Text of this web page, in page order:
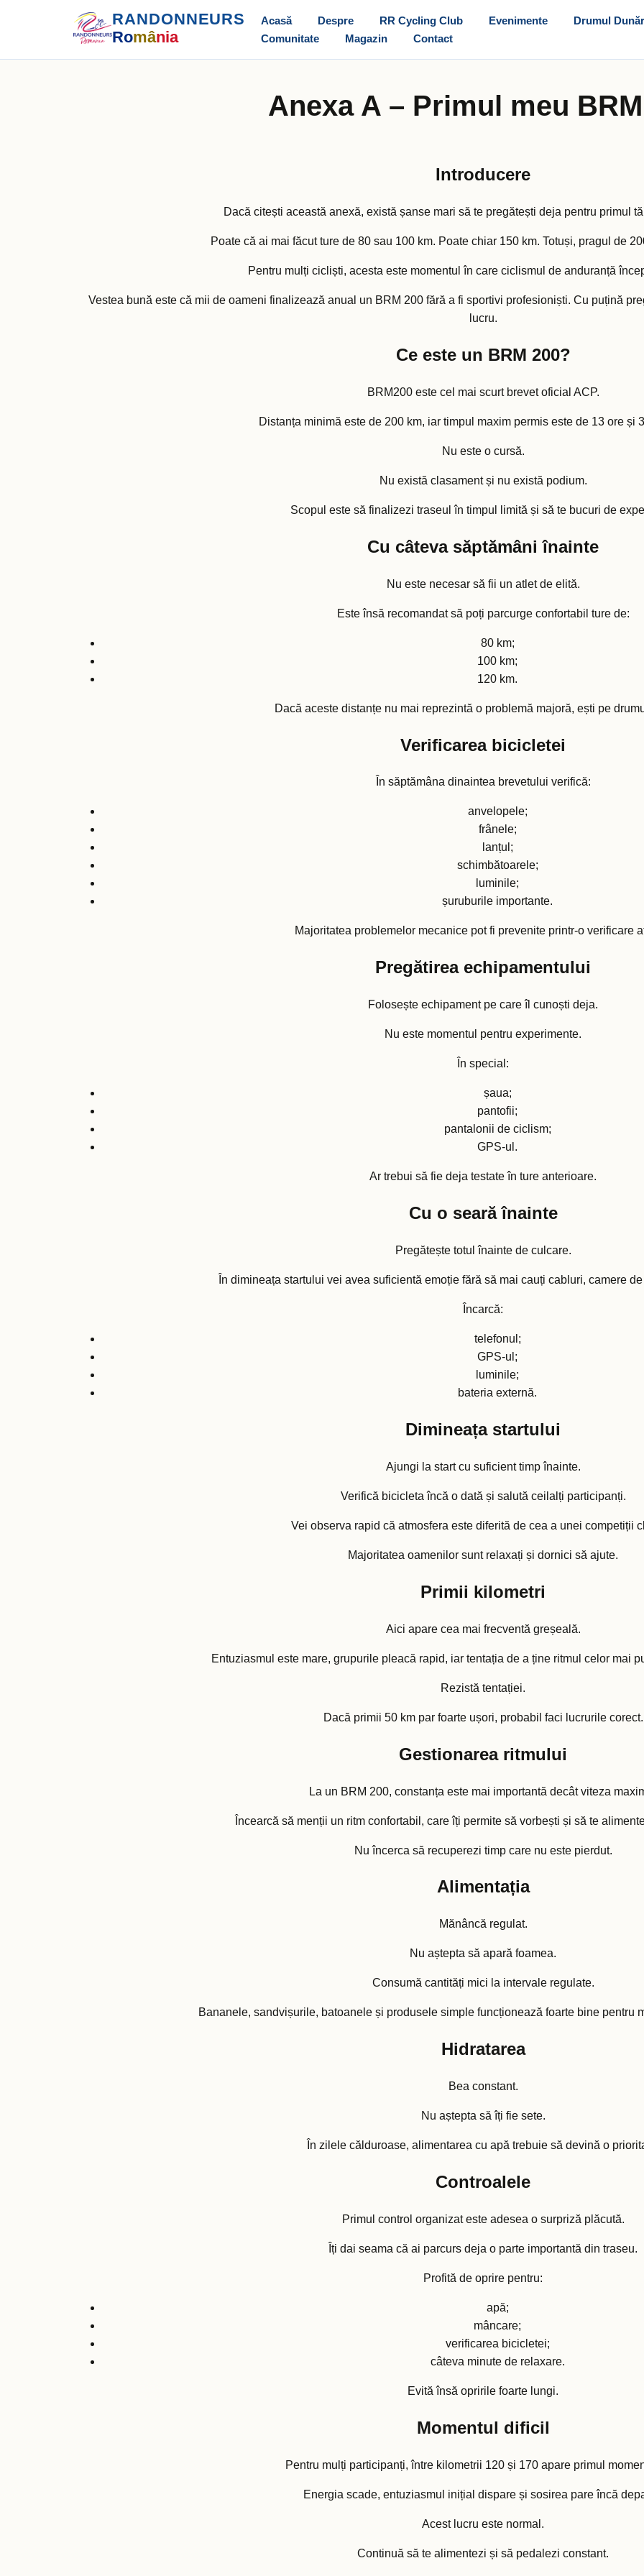
RANDONNEURS
România
Acasă Despre RR Cycling Club Evenimente Drumul
Comunitate
Magazin Contact
Anexa A – Primul meu
Introducere
Dacă citești această anexă, există șanse mari să te pregătești deja pentru primul
Poate că ai mai făcut ture de 80 sau 100 km. Poate chiar 150 km. Totuși, pragul de
Pentru mulți cicliști, acesta este momentul în care ciclismul de anduranță
Vestea bună este că mii de oameni finalizează anual un BRM 200 fără a fi sportivi profesioniști. Cu puțină
lucru.
Ce este un BRM 200?
BRM200 este cel mai scurt brevet oficial ACP.
Distanța minimă este de 200 km, iar timpul maxim permis este de 13 ore și
Nu este o cursă.
Nu există clasament și nu există podium.
Scopul este să finalizezi traseul în timpul limită și să te bucuri de
Cu câteva săptămâni înainte
Nu este necesar să fii un atlet de elită.
Este însă recomandat să poți parcurge confortabil ture de:
80 km;
100 km;
120 km.
Dacă aceste distanțe nu mai reprezintă o problemă majoră, ești pe
Verificarea bicicletei
În săptămâna dinaintea brevetului verifică:
anvelopele;
frânele;
lanțul;
schimbătoarele;
luminile;
șuruburile importante.
Majoritatea problemelor mecanice pot fi prevenite printr-o verificare
Pregătirea echipamentului
Folosește echipament pe care îl cunoști deja.
Nu este momentul pentru experimente.
În special:
șaua;
pantofii;
pantalonii de ciclism;
GPS-ul.
Ar trebui să fie deja testate în ture anterioare.
Cu o seară înainte
Pregătește totul înainte de culcare.
În dimineața startului vei avea suficientă emoție fără să mai cauți cabluri, camere
Încarcă:
telefonul;
GPS-ul;
luminile;
bateria externă.
Dimineața startului
Ajungi la start cu suficient timp înainte.
Verifică bicicleta încă o dată și salută ceilalți participanți.
Vei observa rapid că atmosfera este diferită de cea a unei competiții
Majoritatea oamenilor sunt relaxați și dornici să ajute.
Primii kilometri
Aici apare cea mai frecventă greșeală.
Entuziasmul este mare, grupurile pleacă rapid, iar tentația de a ține ritmul celor mai
Rezistă tentației.
Dacă primii 50 km par foarte ușori, probabil faci lucrurile corect.
Gestionarea ritmului
La un BRM 200, constanța este mai importantă decât viteza
Încearcă să menții un ritm confortabil, care îți permite să vorbești și să te
Nu încerca să recuperezi timp care nu este pierdut.
Alimentația
Mănâncă regulat.
Nu aștepta să apară foamea.
Consumă cantități mici la intervale regulate.
Bananele, sandvișurile, batoanele și produsele simple funcționează foarte bine pentru
Hidratarea
Bea constant.
Nu aștepta să îți fie sete.
În zilele călduroase, alimentarea cu apă trebuie să devină o
Controalele
Primul control organizat este adesea o surpriză plăcută.
Îți dai seama că ai parcurs deja o parte importantă din traseu.
Profită de oprire pentru:
apă;
mâncare;
verificarea bicicletei;
câteva minute de relaxare.
Evită însă opririle foarte lungi.
Momentul dificil
Pentru mulți participanți, între kilometrii 120 și 170 apare primul
Energia scade, entuziasmul inițial dispare și sosirea pare încă
Acest lucru este normal.
Continuă să te alimentezi și să pedalezi constant.